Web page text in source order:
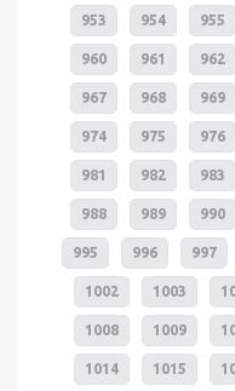
953 954 955
960 961 962
967 968 969
974 975 976
981 982 983
988 989 990
995 996 997
1002 1003
1008 1009
1014 1015